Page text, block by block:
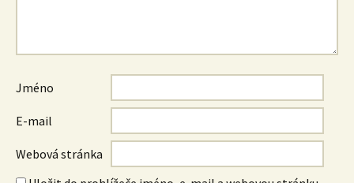
Jméno
E-mail
Webová stránka